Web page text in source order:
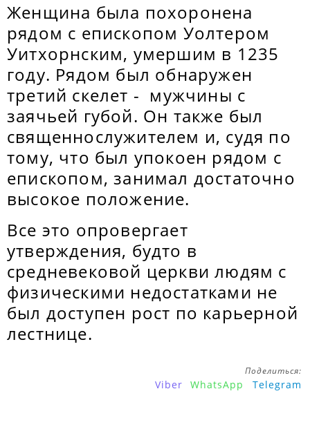
Женщина была похоронена
рядом с епископом Уолтером
Уитхорнским, умершим в 1235
году. Рядом был обнаружен
третий скелет - мужчины с
заячьей губой. Он также был
священнослужителем и, судя по
тому, что был упокоен рядом с
епископом, занимал достаточно
высокое положение.
Все это опровергает
утверждения, будто в
средневековой церкви людям с
физическими недостатками не
был доступен рост по карьерной
лестнице.
Поделиться:
Viber WhatsApp Telegram